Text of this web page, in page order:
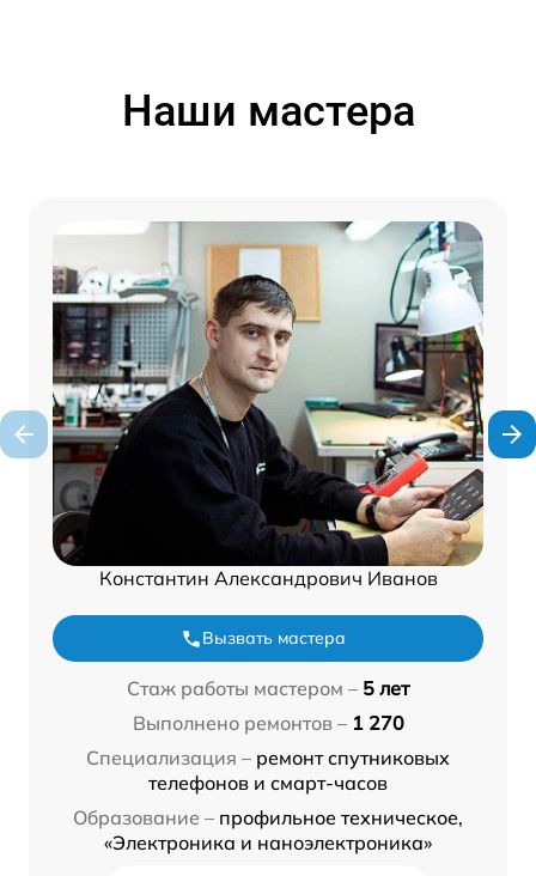
Наши мастера
Константин Александрович Иванов
Вызвать мастера
Стаж работы мастером – 5 лет
Выполнено ремонтов – 1 270
Специализация – ремонт спутниковых
телефонов и смарт-часов
Образование – профильное техническое,
«Электроника и наноэлектроника»